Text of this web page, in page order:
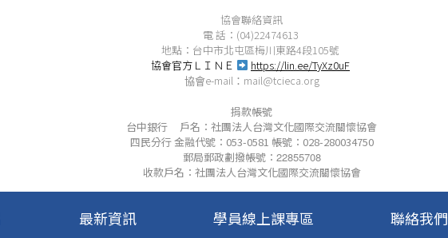
協會聯絡資訊
電 話：(04)22474613
地點：台中市北屯區梅川東路4段105號
協會官方ＬＩＮＥ
https://lin.ee/TyXz0uF
協會e-mail： mail@tcieca.org
捐款帳號
台中銀行 戶名：社團法人台灣文化國際交流關懷協會
四民分行 金融代號：053-0581 帳號：028-280034750
郵局郵政劃撥帳號： 22855708
收款戶名：社團法人台灣文化國際交流關懷協會
最新資訊 學員線上課專區 聯絡我們